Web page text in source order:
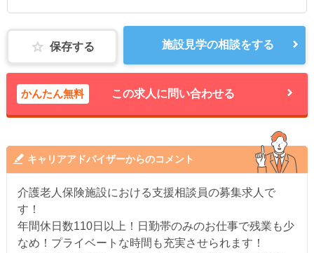
保存する 施設見学の相談をする
かんたん無料 この求人に問い合わせる
キャリアアドバイザーからのコメント
介護老人保険施設における支援相談員の募集求人で
す！
年間休日数110日以上！日勤帯のみのお仕事で残業も少
なめ！プライベートな時間も充実させられます！